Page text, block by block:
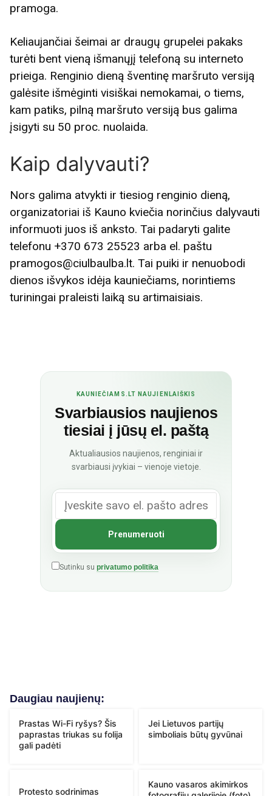
pramoga.
Keliaujančiai šeimai ar draugų grupelei pakaks
turėti bent vieną išmanųjį telefoną su interneto
prieiga. Renginio dieną šventinę maršruto versiją
galėsite išmėginti visiškai nemokamai, o tiems,
kam patiks, pilną maršruto versiją bus galima
įsigyti su 50 proc. nuolaida.
Kaip dalyvauti?
Nors galima atvykti ir tiesiog renginio dieną,
organizatoriai iš Kauno kviečia norinčius dalyvauti
informuoti juos iš anksto. Tai padaryti galite
telefonu +370 673 25523 arba el. paštu
pramogos@ciulbaulba.lt. Tai puiki ir nenuobodi
dienos išvykos idėja kauniečiams, norintiems
turiningai praleisti laiką su artimaisiais.
KAUNIEČIAMS.LT NAUJIENLAIŠKIS
Svarbiausios naujienos
tiesiai į jūsų el. paštą
Aktualiausios naujienos, renginiai ir
svarbiausi įvykiai – vienoje vietoje.
Sutinku su privatumo politika
Daugiau naujienų:
Prastas Wi-Fi ryšys? Šis
paprastas triukas su folija
gali padėti
Jei Lietuvos partijų
simboliais būtų gyvūnai
Protesto sodrinimas
Kauno vasaros akimirkos